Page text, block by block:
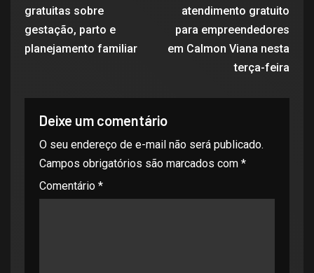
gratuitas sobre
gestação, parto e
planejamento familiar
atendimento gratuito
para empreendedores
em Calmon Viana nesta
terça-feira
Deixe um comentário
O seu endereço de e-mail não será publicado.
Campos obrigatórios são marcados com *
Comentário *